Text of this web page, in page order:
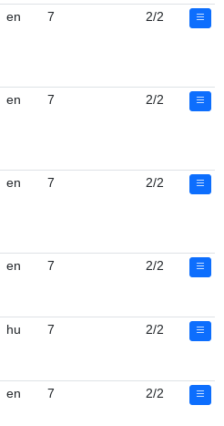
en 7 2/2
en 7 2/2
en 7 2/2
en 7 2/2
hu 7 2/2
en 7 2/2